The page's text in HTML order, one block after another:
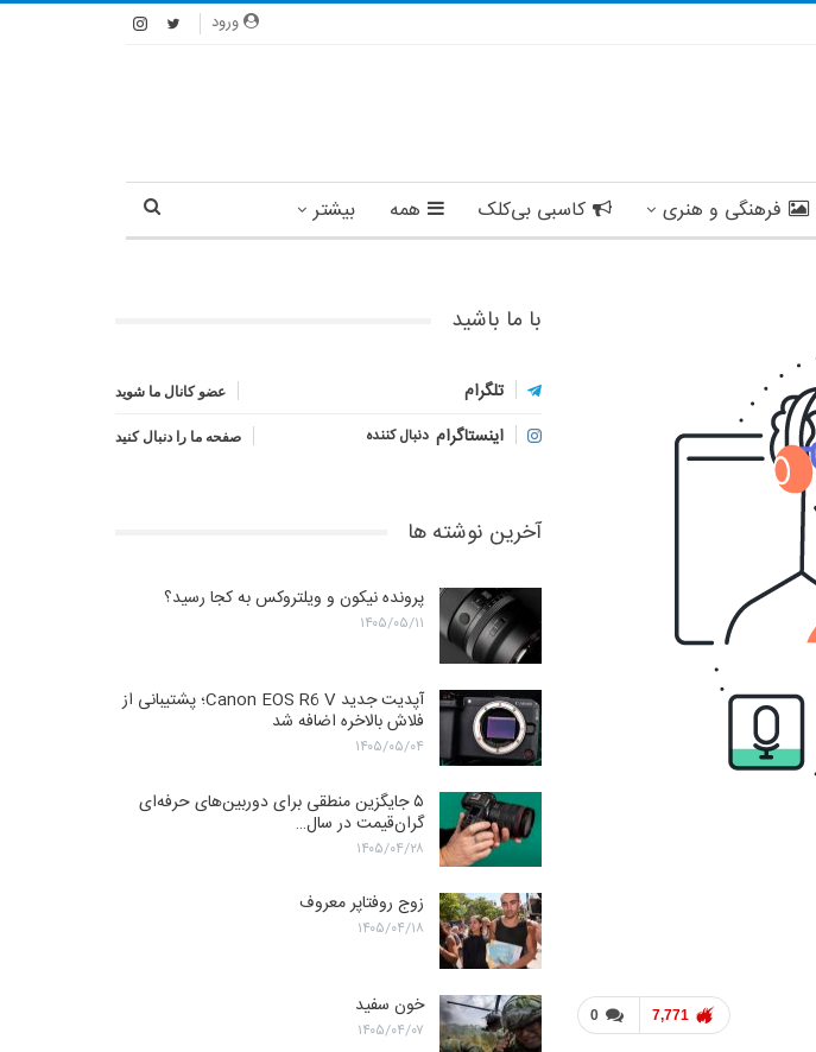
ورود
فرهنگی و هنری کاسبی بی‌کلک همه بیشتر
0 7,771
با ما باشید
تلگرام عضو کانال ما شوید
اینستاگرام دنبال کننده صفحه ما را دنبال کنید
آخرین نوشته ها
پرونده نیکون و ویلتروکس به کجا رسید؟
۱۴۰۵/۰۵/۱۱
آپدیت جدید Canon EOS R6 V؛ پشتیبانی از
فلاش بالاخره اضافه شد
۱۴۰۵/۰۵/۰۴
۵ جایگزین منطقی برای دوربین‌های حرفه‌ای
گران‌قیمت در سال…
۱۴۰۵/۰۴/۲۸
زوج روفتاپر معروف
۱۴۰۵/۰۴/۱۸
خون سفید
۱۴۰۵/۰۴/۰۷